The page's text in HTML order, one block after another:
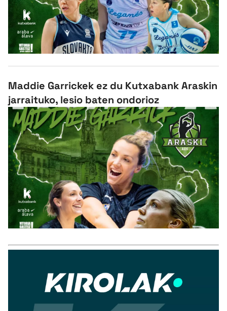
Maddie Garrickek ez du Kutxabank Araskin
jarraituko, lesio baten ondorioz